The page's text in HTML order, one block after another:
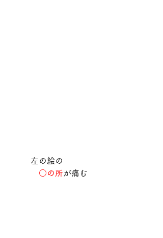
左の絵の
○の所が痛む